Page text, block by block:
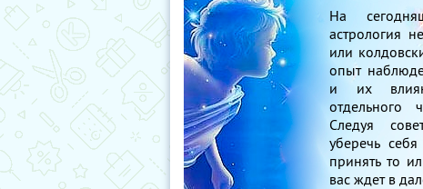
На
астрология
или
опыт
и их
отдельного
Следуя
уберечь
принять то
вас ждет в